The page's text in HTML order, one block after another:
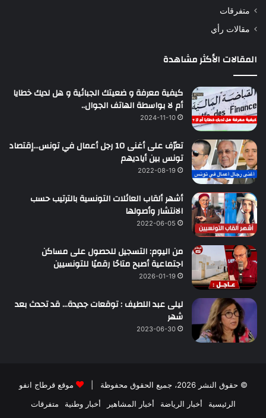
متفرقات
مقالات رأي
المقالات الأكثر مشاهدة
كيفية معرفة و ضعيتك الجبائية و هل لديك خطايا
أم لا بواسطة الهاتف الجوال..
2024-11-10
تعرّف على أغنى 10 رجل أعمال في تونس…إقتصاد
تونس بين أياديهم
2022-08-19
أشهر ألقاب العائلات التونسية بالترتيب حسب
الانتشار وأصولها
2022-06-05
من اليوم: التسجيل للحصول على مساكن
اجتماعية أصبح متاحًا رقميًا للتونسيين
2026-01-19
ليلى عبد اللطيف : توقعات جديدة… قد تحدث بعد
شهر
2023-06-30
© حقوق النشر 2026، جميع الحقوق محفوظة |
موقع قرطاج انفو
الرئيسية
أخبار الرياضة أخبار المشاهير أخبار وطنية
متفرقات